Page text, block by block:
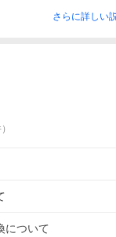
さらに詳しい
）
について